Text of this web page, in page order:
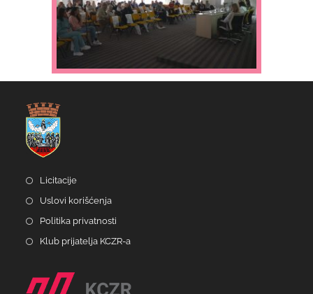
Licitacije
Uslovi korišćenja
Politika privatnosti
Klub prijatelja KCZR-a